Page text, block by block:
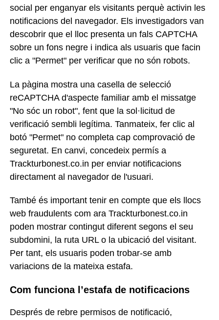
social per enganyar els visitants perquè activin les
notificacions del navegador. Els investigadors van
descobrir que el lloc presenta un fals CAPTCHA
sobre un fons negre i indica als usuaris que facin
clic a "Permet" per verificar que no són robots.
La pàgina mostra una casella de selecció
reCAPTCHA d'aspecte familiar amb el missatge
"No sóc un robot", fent que la sol·licitud de
verificació sembli legítima. Tanmateix, fer clic al
botó "Permet" no completa cap comprovació de
seguretat. En canvi, concedeix permís a
Trackturbonest.co.in per enviar notificacions
directament al navegador de l'usuari.
També és important tenir en compte que els llocs
web fraudulents com ara Trackturbonest.co.in
poden mostrar contingut diferent segons el seu
subdomini, la ruta URL o la ubicació del visitant.
Per tant, els usuaris poden trobar-se amb
variacions de la mateixa estafa.
Com funciona l’estafa de notificacions
Després de rebre permisos de notificació,